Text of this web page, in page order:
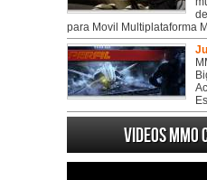
para Movil Multiplataforma
Videos